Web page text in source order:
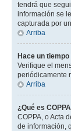
tendrá que
información se
capturada por
Arriba
Hace un
Verifique el
periódicamente
Arriba
¿Qué es
COPPA, o Acta
de información,